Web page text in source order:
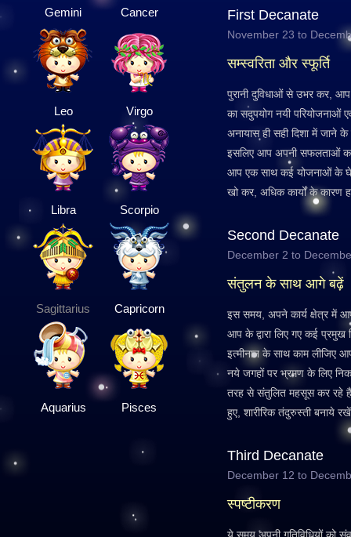
Gemini Cancer
Leo Virgo
Libra Scorpio
Sagittarius Capricorn
Aquarius Pisces
First Decanate
November 23 to
सम्स्वरिता और स्फूर्ति
पुरानी दुविधाओं से उभर कर,
का सदुपयोग नयी परियोजनाओं
अनायास ही सही दिशा में
इसलिए आप अपनी सफलताओं
आप एक साथ कई योजनाओं के
खो कर, अधिक कार्यों के कारण
Second Decanate
December 2 to
संतुलन के साथ आगे बढ़ें
इस समय, अपने कार्य क्षेत्र में
आप के द्वारा लिए गए कई प्रमुख
इत्मीनान के साथ काम लीजिए
नये जगहों पर भ्रमण के लिए
तरह से संतुलित महसूस कर रहे
हुए, शारीरिक तंदुरुस्ती बनाये रखें
Third Decanate
December 12 to
स्पष्टीकरण